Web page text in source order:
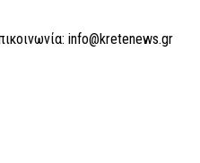
info@kretenews.gr